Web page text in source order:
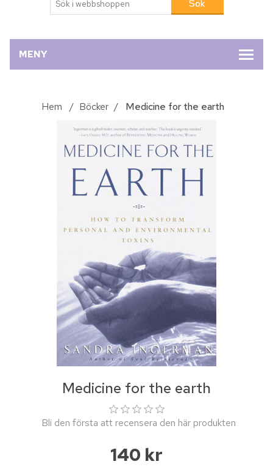
MENY
Hem / Böcker / Medicine for the earth
Medicine for the earth
Bli den första att recensera den här produkten
140 kr